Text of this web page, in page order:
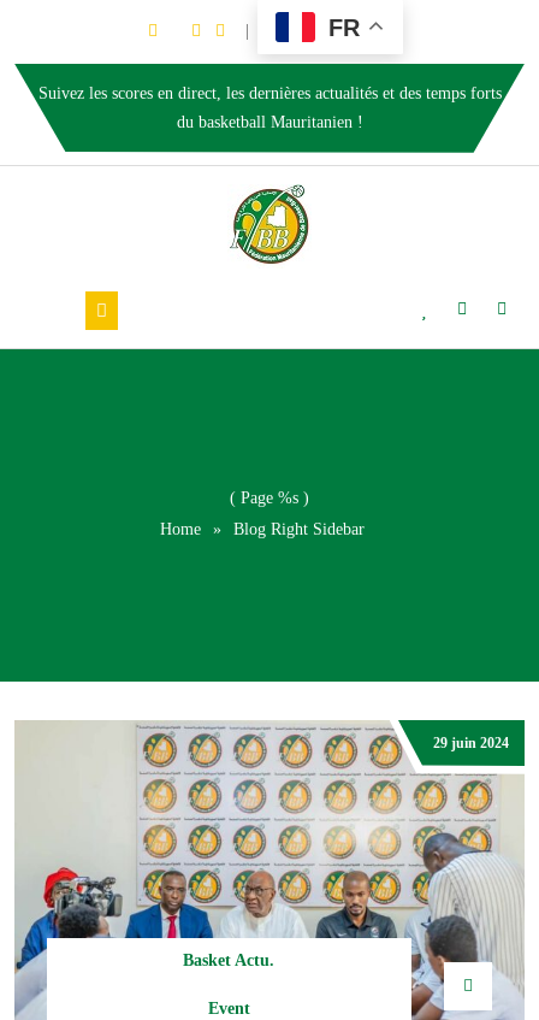
FR
Suivez les scores en direct, les dernières actualités et des temps forts
du basketball Mauritanien !
( Page %s )
Home
» Blog Right Sidebar
29 juin 2024
Basket Actu.
Event